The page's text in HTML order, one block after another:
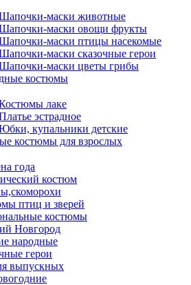
маски животные
маски овощи фрукты
маски птицы насекомые
маски сказочные герои
маски цветы грибы
костюмы
лаке
эстрадное
купальники детские
костюмы для взрослых
года
костюм
птиц и зверей
костюмы
Новгород
народные
герои
выпускных